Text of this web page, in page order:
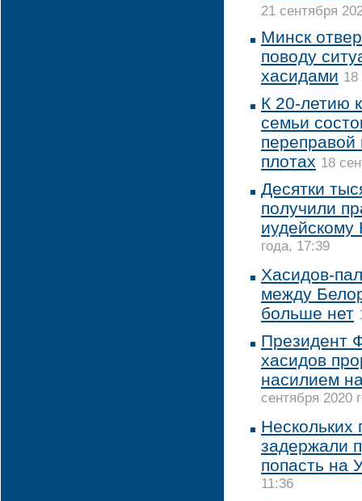
21 сентября
Минск
поводу
хасидами 18
К 20-летию
семьи
плотах 18
Десятки
получили
иудейскому
года, 17:39
Хасидов-
между
больше нет
Президент
хасидов
насилием
сентября 2020
Нескольких
задержали
попасть на
11:36